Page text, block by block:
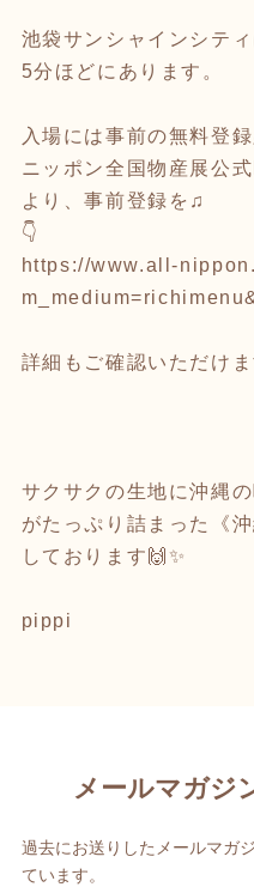
池袋サンシャインシテ
5分ほどにあります。
入場には事前の無料登
ニッポン全国物産展公
より、事前登録を♫
👇
https://www.all-
詳細もご確認いただけ
サクサクの生地に沖縄
がたっぷり詰まった《
しております🙌✨
pippi
メールマガジ
過去にお送りしたメールマガ
ています。